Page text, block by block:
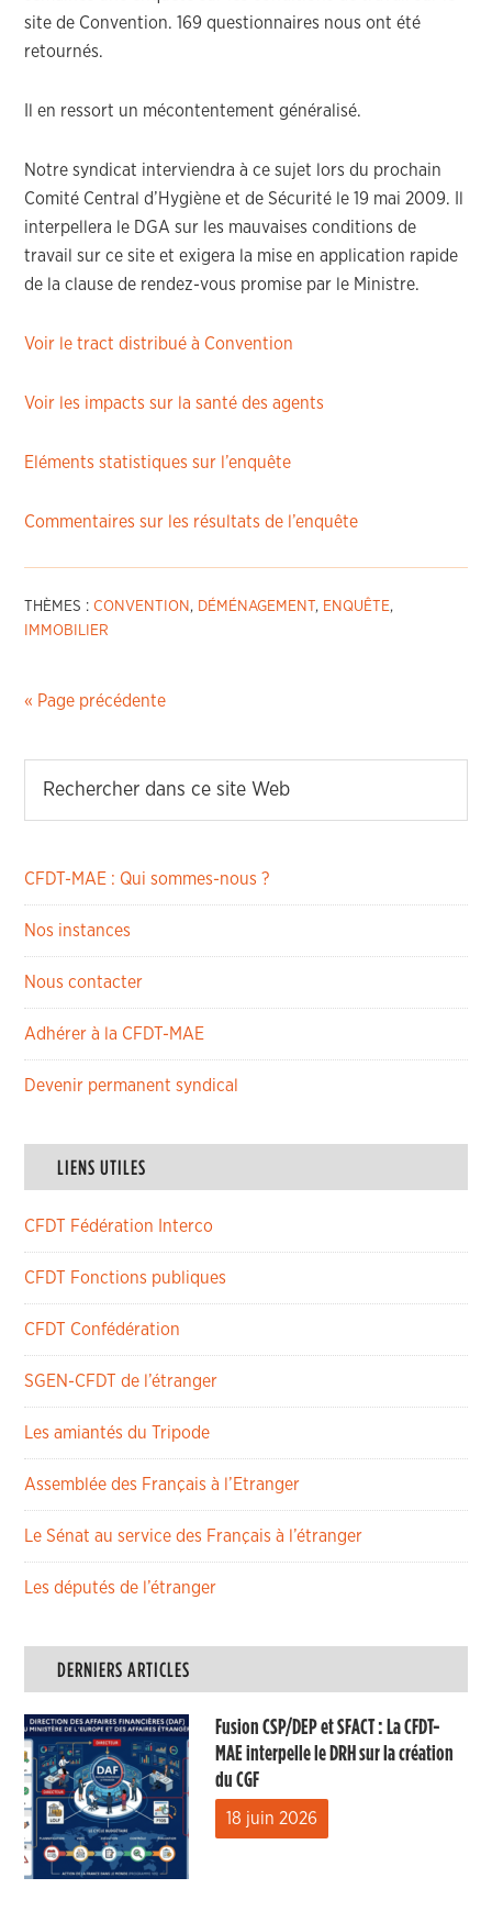
site de Convention. 169 questionnaires nous ont été
retournés.
Il en ressort un mécontentement généralisé.
Notre syndicat interviendra à ce sujet lors du prochain
Comité Central d’Hygiène et de Sécurité le 19 mai 2009. Il
interpellera le DGA sur les mauvaises conditions de
travail sur ce site et exigera la mise en application rapide
de la clause de rendez-vous promise par le Ministre.
Voir le tract distribué à Convention
Voir les impacts sur la santé des agents
Eléments statistiques sur l’enquête
Commentaires sur les résultats de l’enquête
THÈMES :CONVENTION , DÉMÉNAGEMENT , ENQUÊTE,
IMMOBILIER
« Page précédente
CFDT-MAE : Qui sommes-nous ?
Nos instances
Nous contacter
Adhérer à la CFDT-MAE
Devenir permanent syndical
LIENS UTILES
CFDT Fédération Interco
CFDT Fonctions publiques
CFDT Confédération
SGEN-CFDT de l’étranger
Les amiantés du Tripode
Assemblée des Français à l’Etranger
Le Sénat au service des Français à l’étranger
Les députés de l’étranger
DERNIERS ARTICLES
Fusion CSP/DEP et SFACT : La CFDT-
MAE interpelle le DRH sur la création
du CGF
18 juin 2026